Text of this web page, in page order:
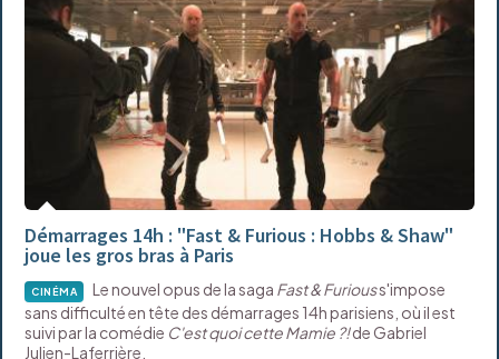
Démarrages 14h : "Fast & Furious : Hobbs & Shaw"
joue les gros bras à Paris
CINÉMA Le nouvel opus de la saga Fast & Furiouss'impose
sans difficulté en tête des démarrages 14h parisiens, où il est
suivi par la comédie C'est quoi cette Mamie ?!de Gabriel
Julien-Laferrière.